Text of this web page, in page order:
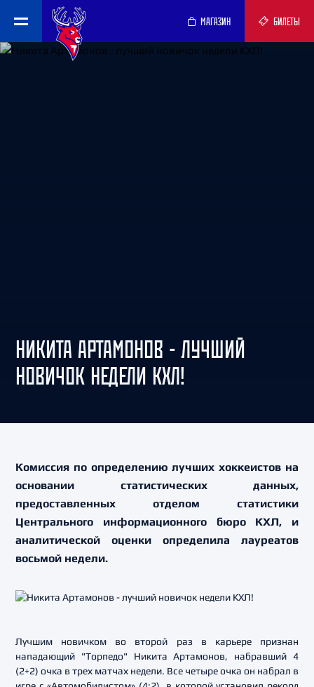
МАГАЗИН БИЛЕТЫ
НИКИТА АРТАМОНОВ - ЛУЧШИЙ
НОВИЧОК НЕДЕЛИ КХЛ!
Комиссия по определению лучших хоккеистов на
основании статистических данных,
предоставленных отделом статистики
Центрального информационного бюро КХЛ, и
аналитической оценки определила лауреатов
восьмой недели.
Лучшим новичком во второй раз в карьере признан
нападающий "Торпедо" Никита Артамонов, набравший 4
(2+2) очка в трех матчах недели. Все четыре очка он набрал в